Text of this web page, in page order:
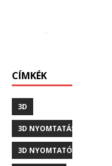
CÍMKÉK
3D
3D NYOMTATÁS
3D NYOMTATÓ